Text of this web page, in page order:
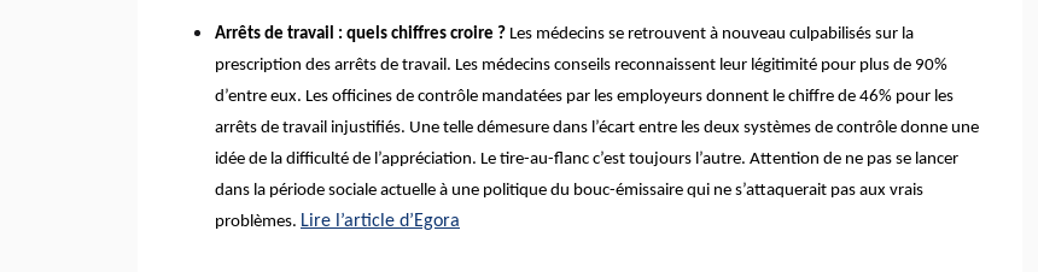
Arrêts de travail : quels chiffres croire ? Les médecins se retrouvent à nouveau culpabilisés sur la
prescription des arrêts de travail. Les médecins conseils reconnaissent leur légitimité pour plus de 90%
d’entre eux. Les officines de contrôle mandatées par les employeurs donnent le chiffre de 46% pour les
arrêts de travail injustifiés. Une telle démesure dans l’écart entre les deux systèmes de contrôle donne une
idée de la difficulté de l’appréciation. Le tire-au-flanc c’est toujours l’autre. Attention de ne pas se lancer
dans la période sociale actuelle à une politique du bouc-émissaire qui ne s’attaquerait pas aux vrais
problèmes. Lire l’article d’Egora